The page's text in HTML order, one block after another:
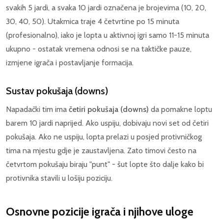
svakih 5 jardi, a svaka 10 jardi označena je brojevima (10, 20,
30, 40, 50). Utakmica traje 4 četvrtine po 15 minuta
(profesionalno), iako je lopta u aktivnoj igri samo 11-15 minuta
ukupno - ostatak vremena odnosi se na taktičke pauze,
izmjene igrača i postavljanje formacija.
Sustav pokušaja (downs)
Napadački tim ima četiri pokušaja (downs) da pomakne loptu
barem 10 jardi naprijed. Ako uspiju, dobivaju novi set od četiri
pokušaja. Ako ne uspiju, lopta prelazi u posjed protivničkog
tima na mjestu gdje je zaustavljena. Zato timovi često na
četvrtom pokušaju biraju "punt" - šut lopte što dalje kako bi
protivnika stavili u lošiju poziciju.
Osnovne pozicije igrača i njihove uloge